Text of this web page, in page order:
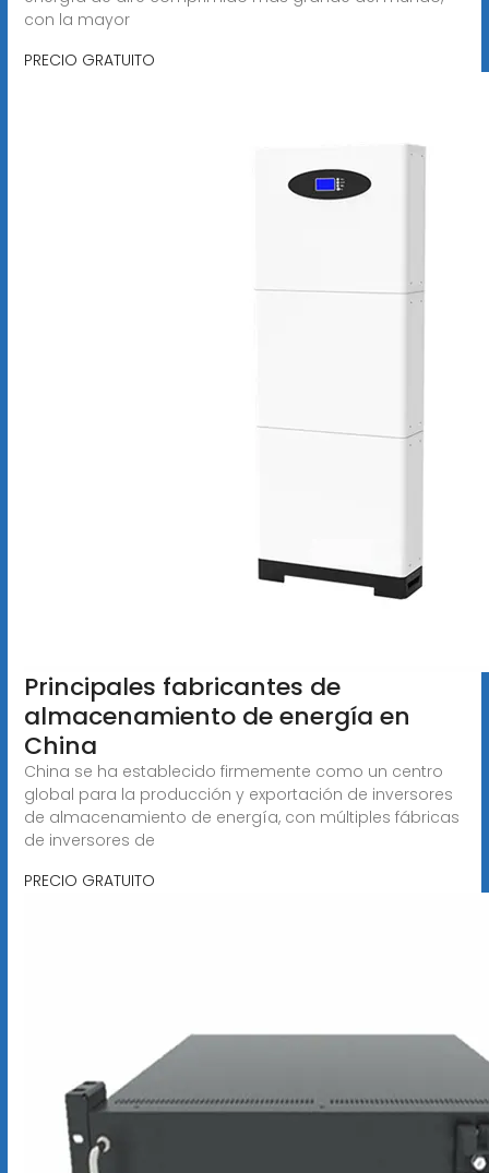
con la mayor
PRECIO GRATUITO
Principales fabricantes de
almacenamiento de energía en
China
China se ha establecido firmemente como un centro
global para la producción y exportación de inversores
de almacenamiento de energía, con múltiples fábricas
de inversores de
PRECIO GRATUITO